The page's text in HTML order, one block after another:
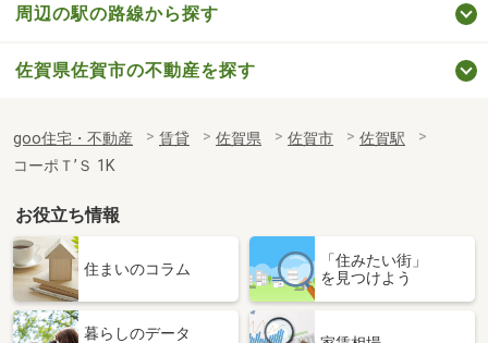
周辺の駅の路線から探す
佐賀県佐賀市の不動産を探す
goo住宅・不動産 賃貸 佐賀県 佐賀市
佐賀駅
コーポＴ’Ｓ 1K
お役立ち情報
住まいのコラム
「住みたい街」
を見つけよう
暮らしのデータ